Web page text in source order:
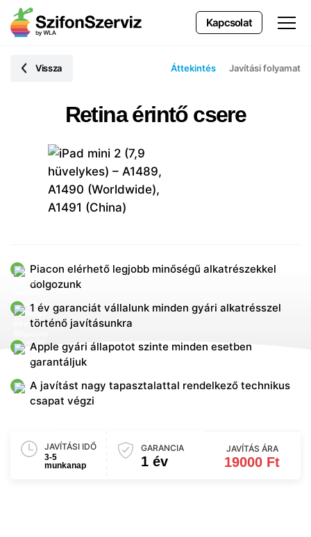
Kapcsolat
Vissza Áttekintés Javítási folyamat
Retina érintő csere
Piacon elérhető legjobb minőségű alkatrészekkel
dolgozunk
1 év garanciát vállalunk minden gyári alkatrésszel
történő javításunkra
Apple gyári állapotot szinte minden esetben
garantáljuk
A javítást nagy tapasztalattal rendelkező technikus
csapat végzi
JAVÍTÁSI IDŐ
3-5
munkanap
GARANCIA
1 év
JAVÍTÁS ÁRA
19000 Ft